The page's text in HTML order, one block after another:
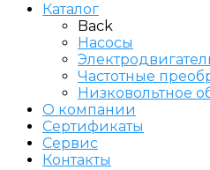
Каталог
Back
Насосы
Частотные
Низковольтное
О компании
Сертификаты
Сервис
Контакты